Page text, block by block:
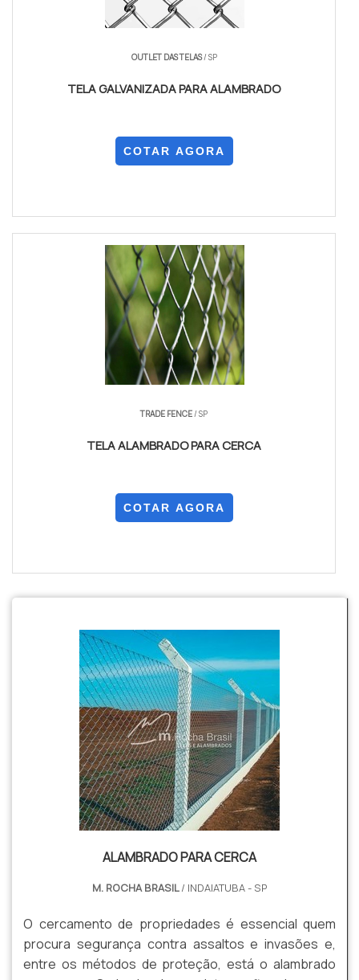
OUTLET DAS TELAS/ SP
TELA GALVANIZADA PARA ALAMBRADO
COTAR AGORA
TRADE FENCE/ SP
TELA ALAMBRADO PARA CERCA
COTAR AGORA
ALAMBRADO PARA CERCA
M. ROCHA BRASIL/ INDAIATUBA - SP
O cercamento de propriedades é essencial quem
procura segurança contra assaltos e invasões e,
entre os métodos de proteção, está o alambrado